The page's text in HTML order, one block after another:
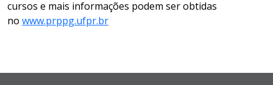
cursos e mais informações podem ser obtidas
no www.prppg.ufpr.br